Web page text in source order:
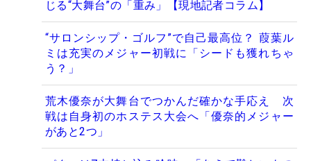
じる“大舞台”の「重み」【現地記者コラム】
“サロンシップ・ゴルフ”で自己最高位？ 葭葉ル
ミは充実のメジャー初戦に「シードも獲れちゃ
う？」
荒木優奈が大舞台でつかんだ確かな手応え 次
戦は自身初のホステス大会へ「優奈的メジャー
があと2つ」